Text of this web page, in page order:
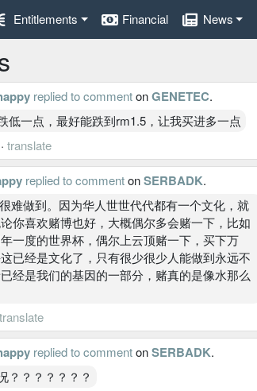
Entitlements Financial News
replied to commentonGENETEC.
低一点，最好能跌到rm1.5，让我买进多一点
· translate
replied to commentonSERBADK.
难做到。因为华人世世代代都有一个文化，就
你喜欢赌博也好，大概偶尔多会赌一下，比如
一度的世界杯，偶尔上云顶赌一下，买下万
已经是文化了，只有很少很少人能做到永远不
经是我们的基因的一部分，赌真的是像水那么
translate
replied to commentonSERBADK.
？？？？？？？